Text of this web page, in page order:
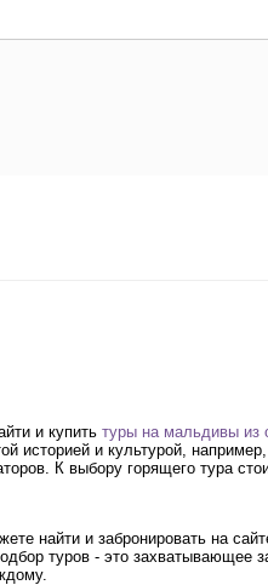
и купить туры на мальдивы из
историей и культурой, например,
К выбору горящего тура
найти и забронировать на
туров - это захватывающее